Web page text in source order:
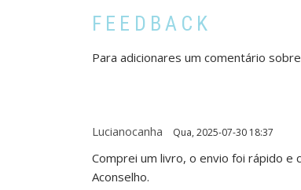
FEEDBACK
Para adicionares um comentário
Lucianocanha Qua, 2025-07-30 18:37
Comprei um livro, o envio foi rápido e
Aconselho.